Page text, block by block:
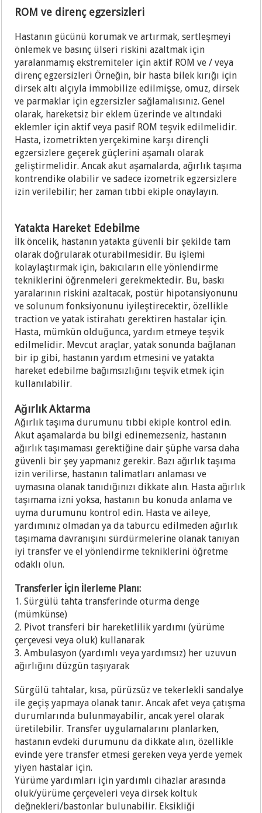
ROM ve direnç egzersizleri
Hastanın gücünü korumak ve artırmak, sertleşmeyi
önlemek ve basınç ülseri riskini azaltmak için
yaralanmamış ekstremiteler için aktif ROM ve / veya
direnç egzersizleri Örneğin, bir hasta bilek kırığı için
dirsek altı alçıyla immobilize edilmişse, omuz, dirsek
ve parmaklar için egzersizler sağlamalısınız. Genel
olarak, hareketsiz bir eklem üzerinde ve altındaki
eklemler için aktif veya pasif ROM teşvik edilmelidir.
Hasta, izometrikten yerçekimine karşı dirençli
egzersizlere geçerek güçlerini aşamalı olarak
geliştirmelidir. Ancak akut aşamalarda, ağırlık taşıma
kontrendike olabilir ve sadece izometrik egzersizlere
izin verilebilir; her zaman tıbbi ekiple onaylayın.
Yatakta Hareket Edebilme
İlk öncelik, hastanın yatakta güvenli bir şekilde tam
olarak doğrularak oturabilmesidir. Bu işlemi
kolaylaştırmak için, bakıcıların elle yönlendirme
tekniklerini öğrenmeleri gerekmektedir. Bu, baskı
yaralarının riskini azaltacak, postür hipotansiyonunu
ve solunum fonksiyonunu iyileştirecektir, özellikle
traction ve yatak istirahatı gerektiren hastalar için.
Hasta, mümkün olduğunca, yardım etmeye teşvik
edilmelidir. Mevcut araçlar, yatak sonunda bağlanan
bir ip gibi, hastanın yardım etmesini ve yatakta
hareket edebilme bağımsızlığını teşvik etmek için
kullanılabilir.
Ağırlık Aktarma
Ağırlık taşıma durumunu tıbbi ekiple kontrol edin.
Akut aşamalarda bu bilgi edinemezseniz, hastanın
ağırlık taşımaması gerektiğine dair şüphe varsa daha
güvenli bir şey yapmanız gerekir. Bazı ağırlık taşıma
izin verilirse, hastanın talimatları anlaması ve
uymasına olanak tanıdığınızı dikkate alın. Hasta ağırlık
taşımama izni yoksa, hastanın bu konuda anlama ve
uyma durumunu kontrol edin. Hasta ve aileye,
yardımınız olmadan ya da taburcu edilmeden ağırlık
taşımama davranışını sürdürmelerine olanak tanıyan
iyi transfer ve el yönlendirme tekniklerini öğretme
odaklı olun.
Transferler İçin İlerleme Planı:
1. Sürgülü tahta transferinde oturma denge
(mümkünse)
2. Pivot transferi bir hareketlilik yardımı (yürüme
çerçevesi veya oluk) kullanarak
3. Ambulasyon (yardımlı veya yardımsız) her uzuvun
ağırlığını düzgün taşıyarak
Sürgülü tahtalar, kısa, pürüzsüz ve tekerlekli sandalye
ile geçiş yapmaya olanak tanır. Ancak afet veya çatışma
durumlarında bulunmayabilir, ancak yerel olarak
üretilebilir. Transfer uygulamalarını planlarken,
hastanın evdeki durumunu da dikkate alın, özellikle
evinde yere transfer etmesi gereken veya yerde yemek
yiyen hastalar için.
Yürüme yardımları için yardımlı cihazlar arasında
oluk/yürüme çerçeveleri veya dirsek koltuk
değnekleri/bastonlar bulunabilir. Eksikliği